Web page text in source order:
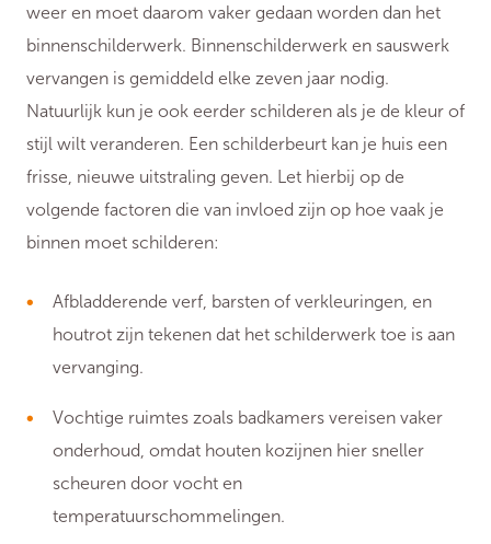
weer en moet daarom vaker gedaan worden dan het
binnenschilderwerk. Binnenschilderwerk en sauswerk
vervangen is gemiddeld elke zeven jaar nodig.
Natuurlijk kun je ook eerder schilderen als je de kleur of
stijl wilt veranderen. Een schilderbeurt kan je huis een
frisse, nieuwe uitstraling geven. Let hierbij op de
volgende factoren die van invloed zijn op hoe vaak je
binnen moet schilderen:
Afbladderende verf, barsten of verkleuringen, en
houtrot zijn tekenen dat het schilderwerk toe is aan
vervanging.
Vochtige ruimtes zoals badkamers vereisen vaker
onderhoud, omdat houten kozijnen hier sneller
scheuren door vocht en
temperatuurschommelingen.